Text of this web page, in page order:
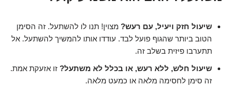
שיעול חזק ויעיל, עם רעש? מצוין! תנו לו להשתעל. זה הסימן
הטוב ביותר שהגוף פועל לבד. עודדו אותו להמשיך להשתעל. אל
תתערבו פיזית בשלב זה.
שיעול חלש, ללא רעש, או בכלל לא משתעל? זו אזעקת אמת.
זה סימן לחסימה מלאה או כמעט מלאה.